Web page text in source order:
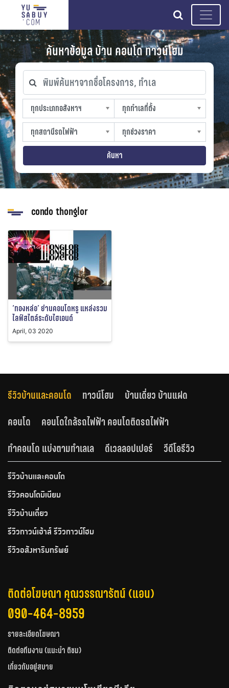
search
ค้นหาข้อมูล บ้าน คอนโด ทาวน์โฮม
พิมพ์ค้นหาจากชื่อโครงการ, ทำเล
ทุกประเภทอสังหาฯ
ทุกประเภทอสังหาฯ
sproperty
ทุกทำเลที่ตั้ง
ทุกทำเลที่ตั้ง
slocation
ทุกสถานีรถไฟฟ้า
ทุกสถานีรถไฟฟ้า
strain-station
ทุกช่วงราคา
ทุกช่วงราคา
sprice
ค้นหา
condo thonglor
‘ทองหล่อ’ ย่านคอนโดหรู แหล่งรวม
ไลฟ์สไตล์ระดับไฮเอนด์
April, 03 2020
รีวิวบ้านและคอนโด ทาวน์โฮม
บ้านเดี่ยว บ้านแฝด
คอนโด
คอนโดใกล้รถไฟฟ้า คอนโดติดรถไฟฟ้า
ทำคอนโด แบ่งตามทำเลเล
ดีเวลลอปเปอร์ วีดีโอรีวิว
รีวิวบ้านและคอนโด
รีวิวคอนโดมิเนียม
รีวิวบ้านเดี่ยว
รีวิวทาวน์เฮ้าส์ รีวิวทาวน์โฮม
รีวิวอสังหาริมทรัพย์
ติดต่อโฆษณา คุณวรรณารัตน์ (แอน)
090-464-8959
รายละเอียดโฆษณา
ติดต่อทีมงาน (แนะนำ ติชม)
เกี่ยวกับอยู่สบาย